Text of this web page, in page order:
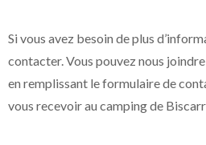
Si vous avez besoin de plus
contacter. Vous pouvez nous
en remplissant le formulaire de
vous recevoir au camping de